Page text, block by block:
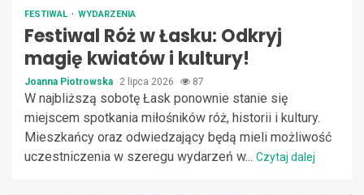
FESTIWAL WYDARZENIA
Festiwal Róż w Łasku: Odkryj
magię kwiatów i kultury!
Joanna Piotrowska 2 lipca 2026 87
W najbliższą sobotę Łask ponownie stanie się
miejscem spotkania miłośników róż, historii i kultury.
Mieszkańcy oraz odwiedzający będą mieli możliwość
uczestniczenia w szeregu wydarzeń w... Czytaj dalej